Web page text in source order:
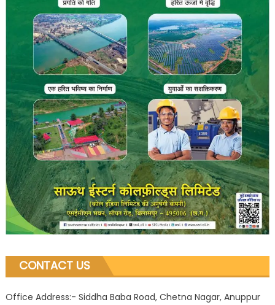
CONTACT US
Office Address:- Siddha Baba Road, Chetna Nagar, Anuppur